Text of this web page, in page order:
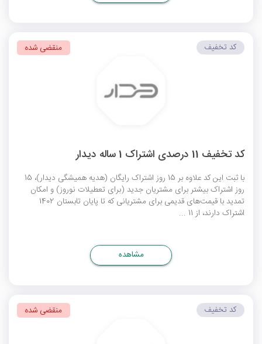
کد تخفیف 11 درصدی اشتراک 1 ساله دیدار
با ثبت این کد علاوه بر 15 روز اشتراک رایگان (هدیه همیشگی دیدار)، 15
روز اشتراک بیشتر برای مشتریان جدید (برای تعطیلات نوروز) و امکان
تمدید با قیمت‌های قدیمی برای مشتریانی که تا پایان تابستان 1402
اشتراک دارند، از 11 ...
کد تخفیف منقضی شده
مشاهده
کد تخفیف منقضی شده